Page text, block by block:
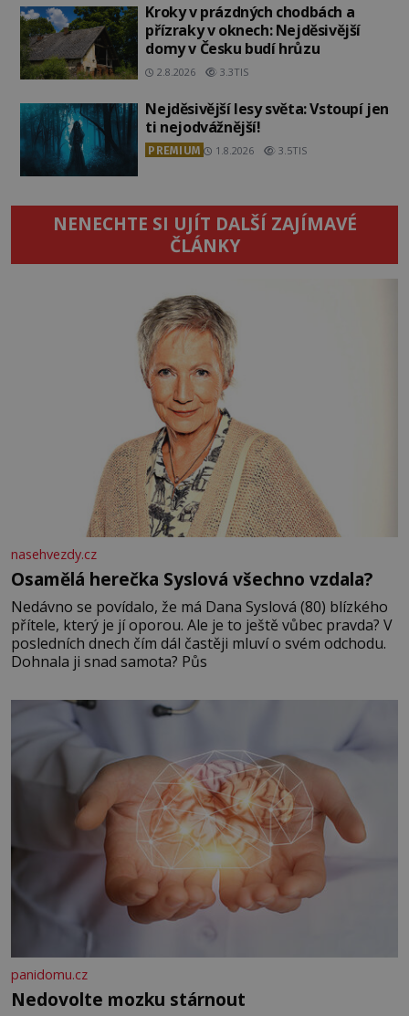
Kroky v prázdných chodbách a
přízraky v oknech: Nejděsivější
domy v Česku budí hrůzu
2.8.2026 3.3TIS
Nejděsivější lesy světa: Vstoupí jen
ti nejodvážnější!
PREMIUM 1.8.2026 3.5TIS
NENECHTE SI UJÍT DALŠÍ ZAJÍMAVÉ
ČLÁNKY
nasehvezdy.cz
Osamělá herečka Syslová všechno vzdala?
Nedávno se povídalo, že má Dana Syslová (80) blízkého
přítele, který je jí oporou. Ale je to ještě vůbec pravda? V
posledních dnech čím dál častěji mluví o svém odchodu.
Dohnala ji snad samota? Půs
panidomu.cz
Nedovolte mozku stárnout